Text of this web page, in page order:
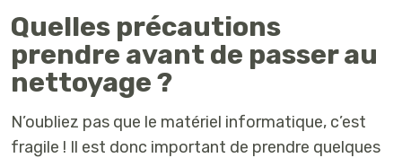
Quelles précautions
prendre avant de passer au
nettoyage ?
N’oubliez pas que le matériel informatique, c’est
fragile ! Il est donc important de prendre quelques